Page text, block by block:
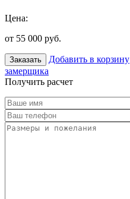
Цена:
от 55 000 руб.
Заказать Добавить в корзину
замерщика
Получить расчет